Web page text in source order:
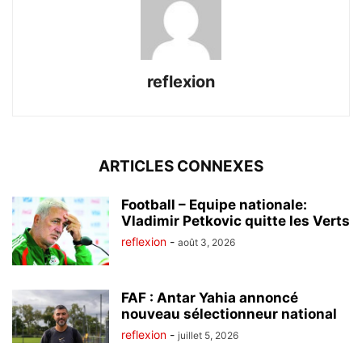
reflexion
ARTICLES CONNEXES
Football – Equipe nationale:
Vladimir Petkovic quitte les Verts
reflexion - août 3, 2026
FAF : Antar Yahia annoncé
nouveau sélectionneur national
reflexion - juillet 5, 2026